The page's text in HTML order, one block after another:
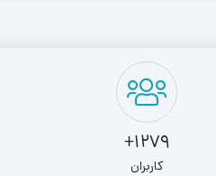
1279+
کاربران